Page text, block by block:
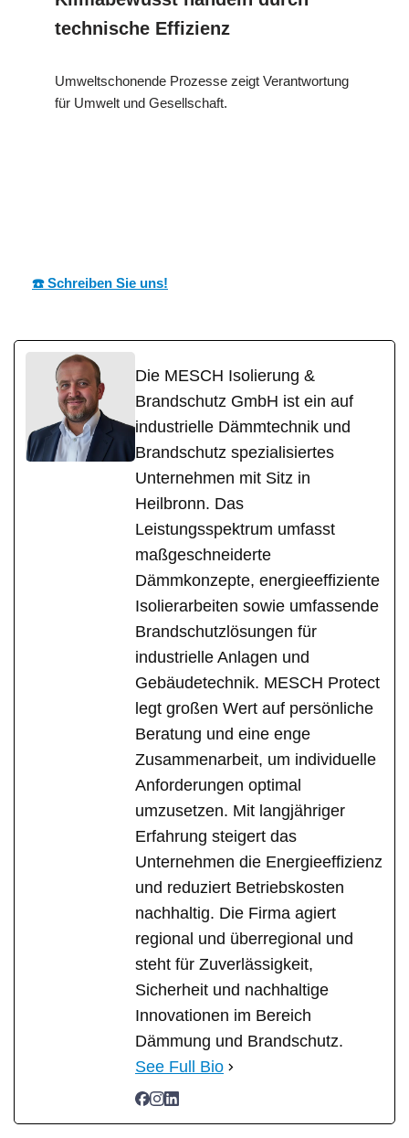
technische Effizienz
Umweltschonende Prozesse zeigt Verantwortung
für Umwelt und Gesellschaft.
☎️ Schreiben Sie uns!
Die MESCH Isolierung &
Brandschutz GmbH ist ein auf
industrielle Dämmtechnik und
Brandschutz spezialisiertes
Unternehmen mit Sitz in
Heilbronn. Das
Leistungsspektrum umfasst
maßgeschneiderte
Dämmkonzepte, energieeffiziente
Isolierarbeiten sowie umfassende
Brandschutzlösungen für
industrielle Anlagen und
Gebäudetechnik. MESCH Protect
legt großen Wert auf persönliche
Beratung und eine enge
Zusammenarbeit, um individuelle
Anforderungen optimal
umzusetzen. Mit langjähriger
Erfahrung steigert das
Unternehmen die Energieeffizienz
und reduziert Betriebskosten
nachhaltig. Die Firma agiert
regional und überregional und
steht für Zuverlässigkeit,
Sicherheit und nachhaltige
Innovationen im Bereich
Dämmung und Brandschutz.
See Full Bio